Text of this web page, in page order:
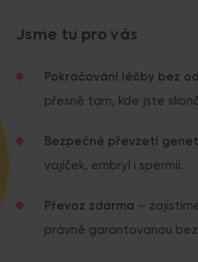
Jsme tu pro vás
Pokračování léčby bez
přesně tam, kde jste
Bezpečné převzetí
vajíček, embryí i spermií.
Převoz zdarma –
právně garantovanou